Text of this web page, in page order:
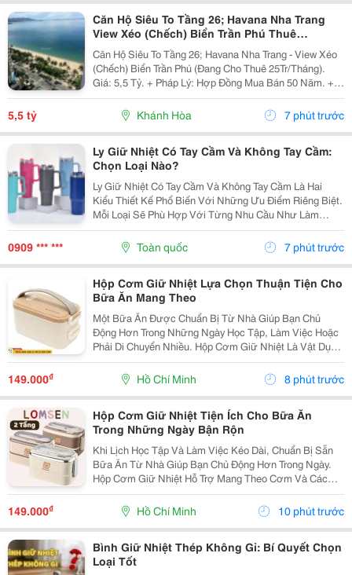
Căn Hộ Siêu To Tầng 26; Havana Nha Trang
View Xéo (Chếch) Biển Trần Phú Thuê
25Tr/Tháng 5,5 Tỷ
Căn Hộ Siêu To Tầng 26; Havana Nha Trang - View Xéo
(Chếch) Biển Trần Phú (Đang Cho Thuê 25Tr/Tháng).
Giá: 5,5 Tỷ. + Pháp Lý: Hợp Đồng Mua Bán 50 Năm. +
Toạ Lạc: 38 Trần Phú, P Lộc Thọ, Tp Nha Trang, Tỉnh
Khánh Hoà. + Diện Tích: 160M&Sup2; Tầng 26 /...
5,5 tỷ Khánh Hòa 7 phút trước
Ly Giữ Nhiệt Có Tay Cầm Và Không Tay Cầm:
Chọn Loại Nào?
Ly Giữ Nhiệt Có Tay Cầm Và Không Tay Cầm Là Hai
Kiểu Thiết Kế Phổ Biến Với Những Ưu Điểm Riêng Biệt.
Mỗi Loại Sẽ Phù Hợp Với Từng Nhu Cầu Như Làm
Việc, Học Tập, Di Chuyển Hay Du Lịch. Hãy Cùng
Cozycup Tìm Hiểu Sự Khác Biệt Để Lựa Chọn Chiếc Ly
0909 *** *** Toàn quốc 7 phút trước
Hộp Cơm Giữ Nhiệt Lựa Chọn Thuận Tiện Cho
Bữa Ăn Mang Theo
Một Bữa Ăn Được Chuẩn Bị Từ Nhà Giúp Bạn Chủ
Động Hơn Trong Những Ngày Học Tập, Làm Việc Hoặc
Phải Di Chuyển Nhiều. Hộp Cơm Giữ Nhiệt Là Vật Dụng
Hữu Ích, Giúp Sắp Xếp Các Món Ăn Ngăn Nắp Và
Thuận Tiện Mang Theo Trong Ngày. Chọn Hộp Theo
Khẩu Phần...
149.000₫ Hồ Chí Minh 8 phút trước
Hộp Cơm Giữ Nhiệt Tiện Ích Cho Bữa Ăn
Trong Những Ngày Bận Rộn
Khi Lịch Học Tập Và Làm Việc Kéo Dài, Chuẩn Bị Sẵn
Bữa Ăn Từ Nhà Giúp Bạn Chủ Động Hơn Trong Ngày.
Hộp Cơm Giữ Nhiệt Hỗ Trợ Mang Theo Cơm Và Các
Món Ăn Kèm Một Cách Gọn Gàng, Phù Hợp Với Nhiều
Nhu Cầu Sử Dụng Khác Nhau. Xác Định Số Lượng Món
Thường...
149.000₫ Hồ Chí Minh 10 phút trước
Bình Giữ Nhiệt Thép Không Gỉ: Bí Quyết Chọn
Loại Tốt